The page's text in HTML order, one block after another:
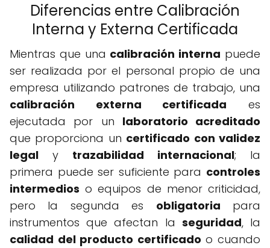
Diferencias entre Calibración
Interna y Externa Certificada
Mientras que una calibración interna puede
ser realizada por el personal propio de una
empresa utilizando patrones de trabajo, una
calibración externa certificada es
ejecutada por un laboratorio acreditado
que proporciona un certificado con validez
legal y trazabilidad internacional; la
primera puede ser suficiente para controles
intermedios o equipos de menor criticidad,
pero la segunda es obligatoria para
instrumentos que afectan la seguridad, la
calidad del producto certificado o cuando